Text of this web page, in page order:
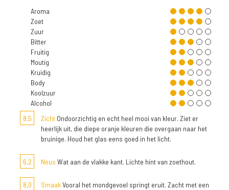
Aroma
Zoet
Zuur
Bitter
Fruitig
Moutig
Kruidig
Body
Koolzuur
Alcohol
8,5
Zicht Ondoorzichtig en echt heel mooi van kleur. Ziet er
heerlijk uit, die diepe oranje kleuren die overgaan naar het
bruinige. Houd het glas eens goed in het licht.
6,2 Neus Wat aan de vlakke kant. Lichte hint van zoethout.
8,0 SmaakVooral het mondgevoel springt eruit. Zacht met een